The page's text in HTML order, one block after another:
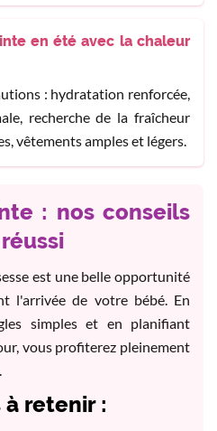
en été avec la chaleur
: hydratation renforcée,
recherche de la fraîcheur
vêtements amples et légers.
: nos conseils
est une belle opportunité
l'arrivée de votre bébé. En
simples et en planifiant
vous profiterez pleinement
retenir :